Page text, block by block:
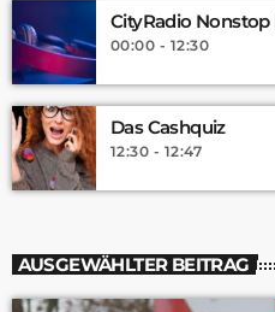
CityRadio Nonstop
00:00 - 12:30
Das Cashquiz
12:30 - 12:47
AUSGEWÄHLTER BEITRAG